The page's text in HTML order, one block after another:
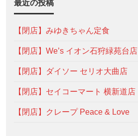
最近の投稿
【閉店】みゆきちゃん定食
【閉店】We’s イオン石狩緑苑台店
【閉店】ダイソー セリオ大曲店
【閉店】セイコーマート 横新道店
【閉店】クレープ Peace & Love